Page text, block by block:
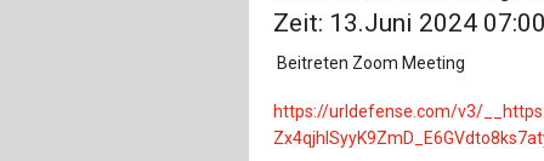
Zeit: 13.Juni 2024
Beitreten Zoom Meeting
https://urldefense.com/v3/